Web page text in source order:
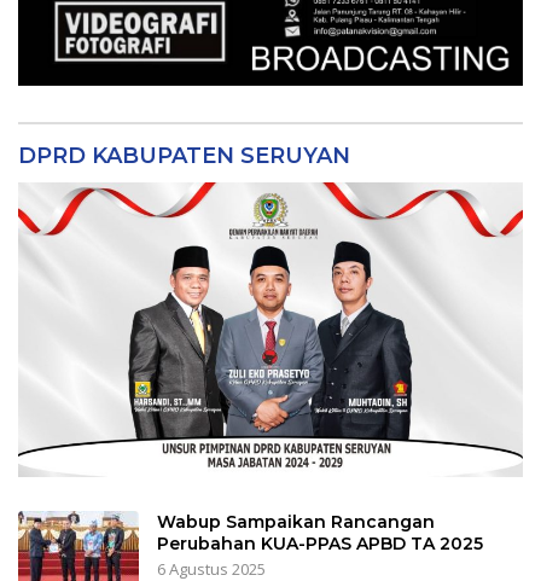
DPRD KABUPATEN SERUYAN
Wabup Sampaikan Rancangan
Perubahan KUA-PPAS APBD TA 2025
6 Agustus 2025